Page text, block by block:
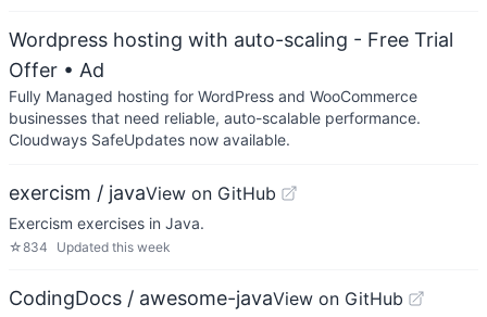
Wordpress hosting with auto-scaling - Free Trial
Offer • Ad
Fully Managed hosting for WordPress and WooCommerce
businesses that need reliable, auto-scalable performance.
Cloudways SafeUpdates now available.
exercism / javaView on GitHub
Exercism exercises in Java.
☆834 Updated this week
CodingDocs / awesome-javaView on GitHub